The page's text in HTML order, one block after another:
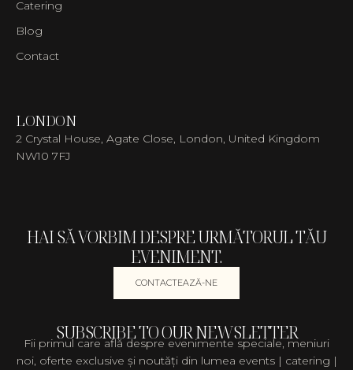
Catering
Blog
Contact
LONDON
2 Crystal House, Agate Close, London, United Kingdom
NW10 7FJ
HAI SĂ VORBIM DESPRE URMĂTORUL TĂU
EVENIMENT.
CONTACTEAZĂ-NE
SUBSCRIBE TO OUR NEWSLETTER
Fii primul care află despre evenimente speciale, meniuri
noi, oferte exclusive și noutăți din lumea events | catering |